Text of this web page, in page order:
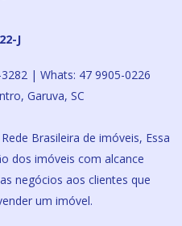
J
| Whats: 47 9905-0226
Garuva, SC
Brasileira de imóveis, Essa
dos imóveis com alcance
negócios aos clientes que
um imóvel.